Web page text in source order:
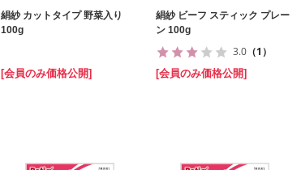
絹紗 カットタイプ 野菜入り
100g
[会員のみ価格公開]
絹紗 ビーフ スティック プレー
ン 100g
3.0 （1）
[会員のみ価格公開]